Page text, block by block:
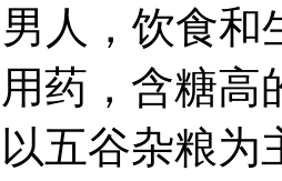
人，饮食
药，含糖
五谷杂粮为